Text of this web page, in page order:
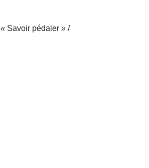
« Savoir pédaler » /